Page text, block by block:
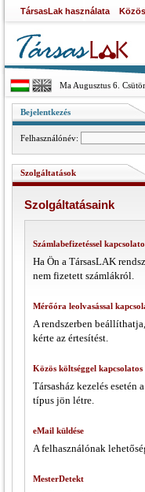
TársasLak használata
Ma Augusztus 6.
Bejelentkezés
Felhasználónév:
Szolgáltatások
Szolgáltatásaink
Számlabefizetéssel
Ha Ön a TársasLAK
nem fizetett számlákról.
Mérőóra leolvasással
A rendszerben
kérte az értesítést.
Közös költséggel kapcsolatos
Társasház kezelés
típus jön létre.
eMail küldése
A felhasználónak
MesterDetekt